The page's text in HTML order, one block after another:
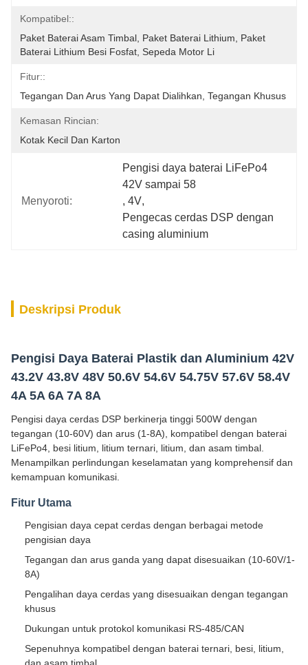
Kompatibel::
Paket Baterai Asam Timbal, Paket Baterai Lithium, Paket
Baterai Lithium Besi Fosfat, Sepeda Motor Li
Fitur::
Tegangan Dan Arus Yang Dapat Dialihkan, Tegangan Khusus
Kemasan Rincian:
Kotak Kecil Dan Karton
Menyoroti:
Pengisi daya baterai LiFePo4
42V sampai 58
, 4V,
Pengecas cerdas DSP dengan
casing aluminium
Deskripsi Produk
Pengisi Daya Baterai Plastik dan Aluminium 42V
43.2V 43.8V 48V 50.6V 54.6V 54.75V 57.6V 58.4V
4A 5A 6A 7A 8A
Pengisi daya cerdas DSP berkinerja tinggi 500W dengan
tegangan (10-60V) dan arus (1-8A), kompatibel dengan baterai
LiFePo4, besi litium, litium ternari, litium, dan asam timbal.
Menampilkan perlindungan keselamatan yang komprehensif dan
kemampuan komunikasi.
Fitur Utama
Pengisian daya cepat cerdas dengan berbagai metode
pengisian daya
Tegangan dan arus ganda yang dapat disesuaikan (10-60V/1-
8A)
Pengalihan daya cerdas yang disesuaikan dengan tegangan
khusus
Dukungan untuk protokol komunikasi RS-485/CAN
Sepenuhnya kompatibel dengan baterai ternari, besi, litium,